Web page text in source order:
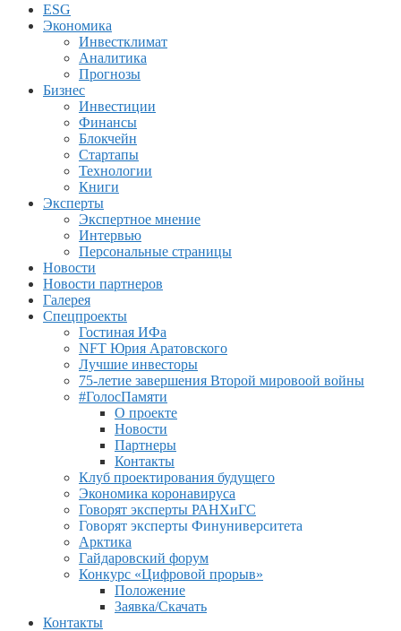
ESG
Экономика
Инвестклимат
Аналитика
Прогнозы
Бизнес
Инвестиции
Финансы
Блокчейн
Стартапы
Технологии
Книги
Эксперты
Экспертное мнение
Интервью
Персональные страницы
Новости
Новости партнеров
Галерея
Спецпроекты
Гостиная ИФа
NFT Юрия Аратовского
Лучшие инвесторы
75-летие завершения Второй мировоой войны
#ГолосПамяти
О проекте
Новости
Партнеры
Контакты
Клуб проектирования будущего
Экономика коронавируса
Говорят эксперты РАНХиГС
Говорят эксперты Финуниверситета
Арктика
Гайдаровский форум
Конкурс «Цифровой прорыв»
Положение
Заявка/Скачать
Контакты